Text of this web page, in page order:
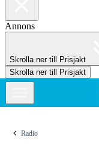
Annons
Skrolla ner till Prisjakt
Skrolla ner till Prisjakt
Radio